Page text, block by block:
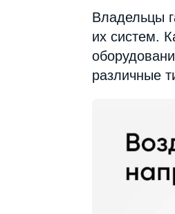
Владельцы
их систем.
различные